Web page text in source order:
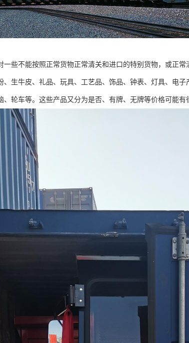
一些不能按照正常货物正常清关和进口的特别货物，或正
、生牛皮、礼品、玩具、工艺品、饰品、钟表、灯具、电
轮车等。这些产品又分为是否、有牌、无牌等价格可能有